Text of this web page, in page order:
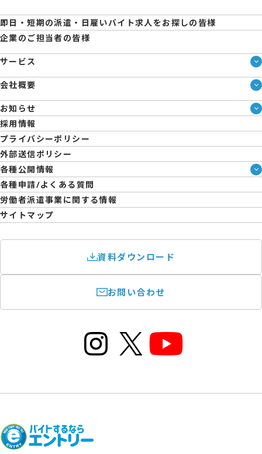
即日・短期の派遣・日雇いバイト求人をお探しの皆様
企業のご担当者の皆様
サービス
サービス一覧
即日・単発のバイト探しは「スマジョブ」
エントリーマーケット
会社概要
会社概要
メディア情報
人材派遣について
コーポレートガバナンス
拠点一覧
日雇派遣の原則禁止について
エントリーのサポートについて
お知らせ
ブログ
企業様向けお役立ちブログ
採用情報
プライバシーポリシー
外部送信ポリシー
各種公開情報
ハラスメント防止・対策方針
育児休業取得率および職場復帰率報告書
各種申請/よくある質問
労働者派遣事業に関する情報
サイトマップ
資料ダウンロード
お問い合わせ